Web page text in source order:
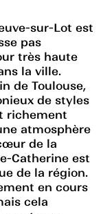
sur-Lot est
pas
très haute
la ville.
de Toulouse,
de styles
richement
atmosphère
de la
Catherine est
de la région.
en cours
cela